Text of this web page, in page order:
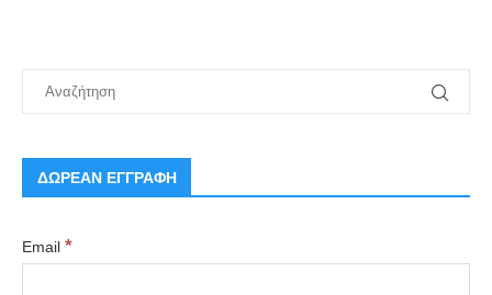
ΔΩΡΕΑΝ ΕΓΓΡΑΦΗ
Email *